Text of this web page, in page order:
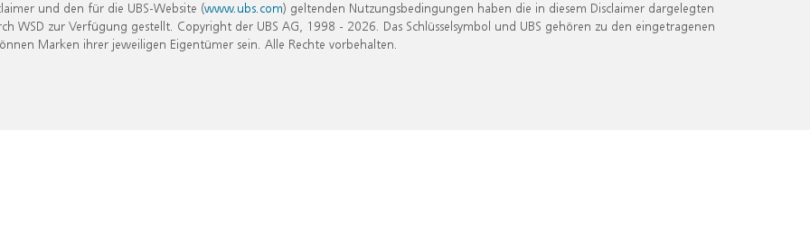
und den für die UBS-Website (www.ubs.com) geltenden Nutzungsbedingungen haben die in diesem Disclaimer dargelegten
zur Verfügung gestellt. Copyright der UBS AG, 1998 - 2026. Das Schlüsselsymbol und UBS gehören zu den eingetragenen
Marken ihrer jeweiligen Eigentümer sein. Alle Rechte vorbehalten.